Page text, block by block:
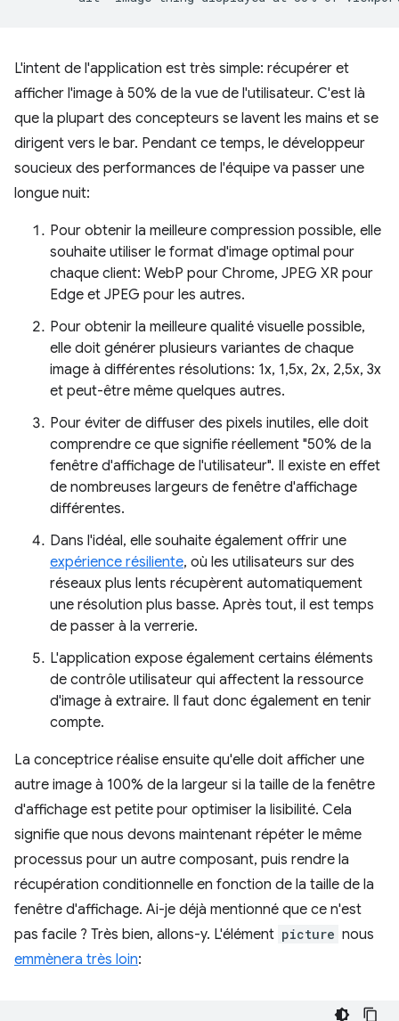
L'intent de l'application est très simple: récupérer et
afficher l'image à 50% de la vue de l'utilisateur. C'est là
que la plupart des concepteurs se lavent les mains et se
dirigent vers le bar. Pendant ce temps, le développeur
soucieux des performances de l'équipe va passer une
longue nuit:
Pour obtenir la meilleure compression possible, elle
souhaite utiliser le format d'image optimal pour
chaque client: WebP pour Chrome, JPEG XR pour
Edge et JPEG pour les autres.
Pour obtenir la meilleure qualité visuelle possible,
elle doit générer plusieurs variantes de chaque
image à différentes résolutions: 1x, 1,5x, 2x, 2,5x, 3x
et peut-être même quelques autres.
Pour éviter de diffuser des pixels inutiles, elle doit
comprendre ce que signifie réellement "50% de la
fenêtre d'affichage de l'utilisateur". Il existe en effet
de nombreuses largeurs de fenêtre d'affichage
différentes.
Dans l'idéal, elle souhaite également offrir une
expérience résiliente, où les utilisateurs sur des
réseaux plus lents récupèrent automatiquement
une résolution plus basse. Après tout, il est temps
de passer à la verrerie.
L'application expose également certains éléments
de contrôle utilisateur qui affectent la ressource
d'image à extraire. Il faut donc également en tenir
compte.
La conceptrice réalise ensuite qu'elle doit afficher une
autre image à 100% de la largeur si la taille de la fenêtre
d'affichage est petite pour optimiser la lisibilité. Cela
signifie que nous devons maintenant répéter le même
processus pour un autre composant, puis rendre la
récupération conditionnelle en fonction de la taille de la
fenêtre d'affichage. Ai-je déjà mentionné que ce n'est
pas facile ? Très bien, allons-y. L'élément picture nous
emmènera très loin: